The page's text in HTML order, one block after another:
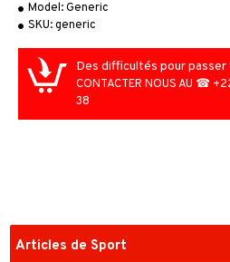
Model:Generic
SKU:generic
Des difficultés pour passer
CONTACTER NOUS AU ☎
38
Articles de Sport